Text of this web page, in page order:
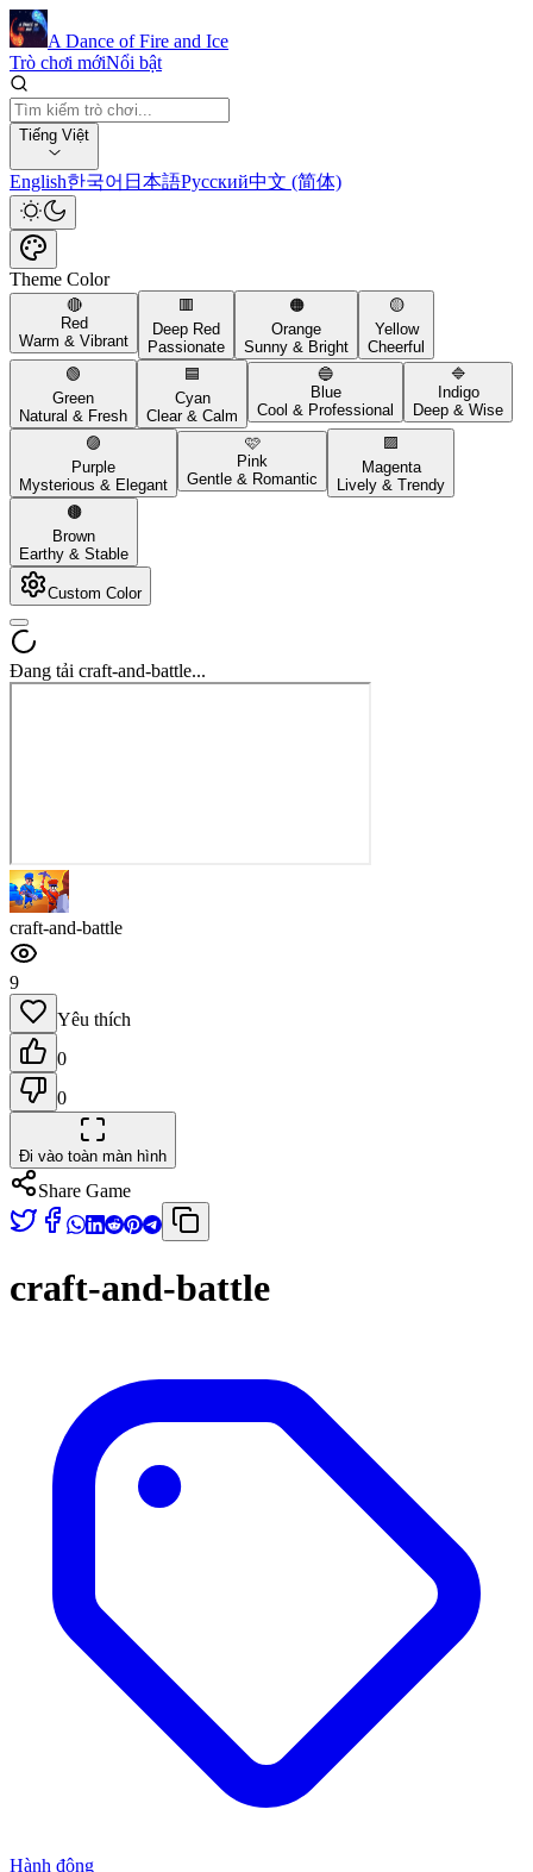
A Dance of Fire and Ice
Trò chơi mớiNổi bật
Tiếng Việt
English한국어 日本語Русский中文 (简体)
Theme Color
🔴
Red
Warm & Vibrant
🟥
Deep Red
Passionate
🟠
Orange
Sunny & Bright
🟡
Yellow
Cheerful
🟢
Green
Natural & Fresh
🟦
Cyan
Clear & Calm
🔵
Blue
Cool & Professional
🔷
Indigo
Deep & Wise
🟣
Purple
Mysterious & Elegant
🩷
Pink
Gentle & Romantic
🟪
Magenta
Lively & Trendy
🟤
Brown
Earthy & Stable
Custom Color
Đang tải craft-and-battle...
craft-and-battle
9
Yêu thích
0
0
Đi vào toàn màn hình
Share Game
craft-and-battle
Hành động